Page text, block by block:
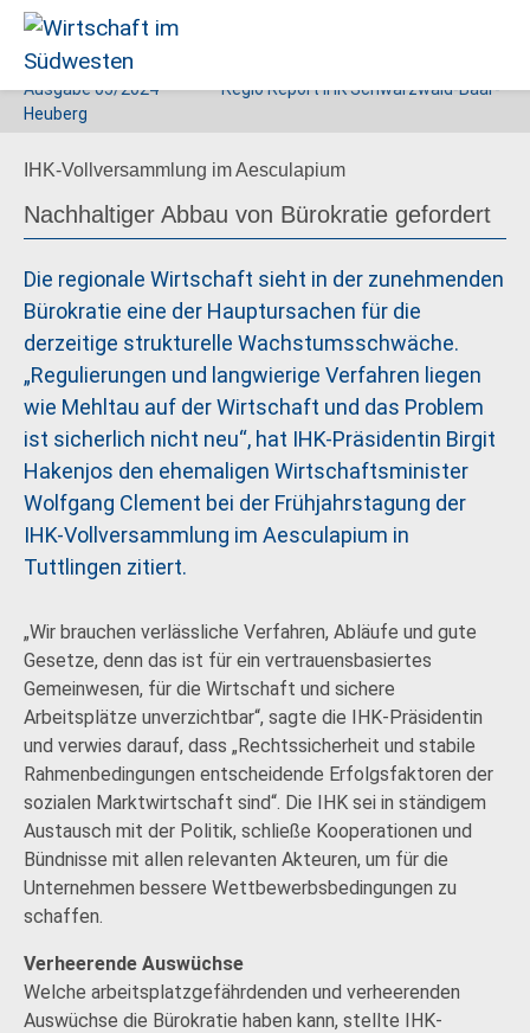
Wirtschaft
Südwesten
Ausgabe05/2024
Regio Report IHK Schwarzwald-Baar-
Heuberg
IHK-Vollversammlung im Aesculapium
Nachhaltiger Abbau von ­Bürokratie gefordert
Die regionale Wirtschaft sieht in der zunehmenden
Bürokratie eine der Hauptursachen für die
derzeitige strukturelle Wachstumsschwäche.
„Regulierungen und langwierige ­Verfahren liegen
wie Mehltau auf der Wirtschaft und das Problem
ist sicherlich nicht neu“, hat IHK-Präsidentin Birgit
­Hakenjos den ehemaligen Wirtschaftsminister
Wolfgang Clement bei der Frühjahrstagung der
IHK-Vollversammlung im Aesculapium in
Tuttlingen zitiert.
„Wir brauchen verlässliche Verfahren, Abläufe und gute
Gesetze, denn das ist für ein vertrauensbasiertes
Gemeinwesen, für die Wirtschaft und sichere
Arbeitsplätze unverzichtbar“, sagte die IHK-Präsidentin
und verwies darauf, dass „Rechtssicherheit und stabile
Rahmenbedingungen entscheidende Erfolgsfaktoren der
sozialen Marktwirtschaft sind“. Die IHK sei in ständigem
Austausch mit der Politik, schließe Kooperationen und
Bündnisse mit allen relevanten Akteuren, um für die
Unternehmen bessere Wettbewerbsbedingungen zu
schaffen.
Verheerende Auswüchse
Welche arbeitsplatzgefährdenden und verheerenden
Auswüchse die Bürokratie haben kann, stellte IHK-